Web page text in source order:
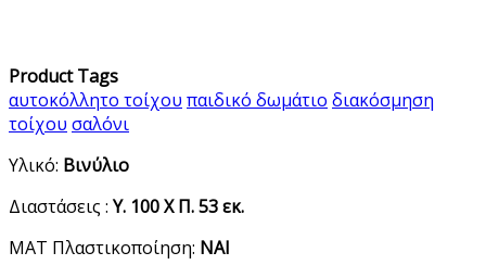
Product Tags
αυτοκόλλητο τοίχου παιδικό δωμάτιο διακόσμηση
τοίχου σαλόνι
Υλικό: Βινύλιο
Διαστάσεις : Υ. 100 Χ Π. 53 εκ.
ΜΑΤ Πλαστικοποίηση: ΝΑΙ